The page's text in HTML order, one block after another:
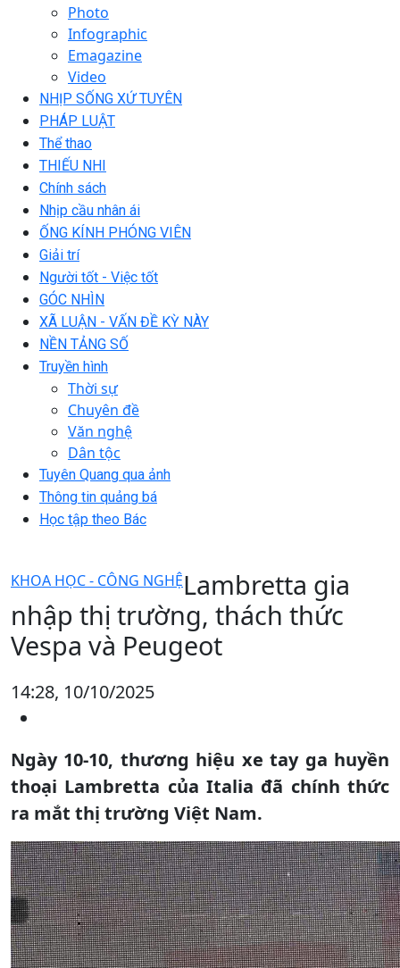
Photo
Infographic
Emagazine
Video
NHỊP SỐNG XỨ TUYÊN
PHÁP LUẬT
Thể thao
THIẾU NHI
Chính sách
Nhịp cầu nhân ái
ỐNG KÍNH PHÓNG VIÊN
Giải trí
Người tốt - Việc tốt
GÓC NHÌN
XÃ LUẬN - VẤN ĐỀ KỲ NÀY
NỀN TẢNG SỐ
Truyền hình
Thời sự
Chuyên đề
Văn nghệ
Dân tộc
Tuyên Quang qua ảnh
Thông tin quảng bá
Học tập theo Bác
KHOA HỌC - CÔNG NGHỆLambretta gia
nhập thị trường, thách thức
Vespa và Peugeot
14:28, 10/10/2025
Ngày 10-10, thương hiệu xe tay ga huyền
thoại Lambretta của Italia đã chính thức
ra mắt thị trường Việt Nam.